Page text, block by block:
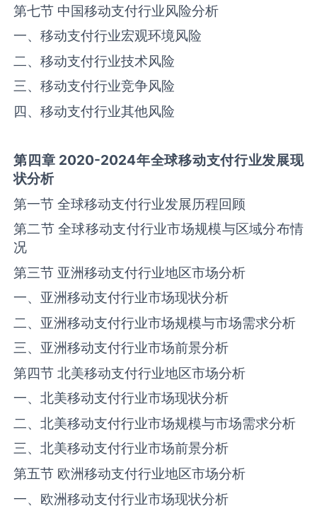
第七节 中国移动支付行业风险分析
一、移动支付行业宏观环境风险
二、移动支付行业技术风险
三、移动支付行业竞争风险
四、移动支付行业其他风险
第四章 2020-2024年全球移动支付行业发展现
状分析
第一节 全球移动支付行业发展历程回顾
第二节 全球移动支付行业市场规模与区域分布情
况
第三节 亚洲移动支付行业地区市场分析
一、亚洲移动支付行业市场现状分析
二、亚洲移动支付行业市场规模与市场需求分析
三、亚洲移动支付行业市场前景分析
第四节 北美移动支付行业地区市场分析
一、北美移动支付行业市场现状分析
二、北美移动支付行业市场规模与市场需求分析
三、北美移动支付行业市场前景分析
第五节 欧洲移动支付行业地区市场分析
一、欧洲移动支付行业市场现状分析